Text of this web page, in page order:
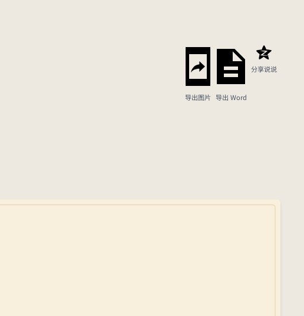
导出图片 导出 Word
分享说说